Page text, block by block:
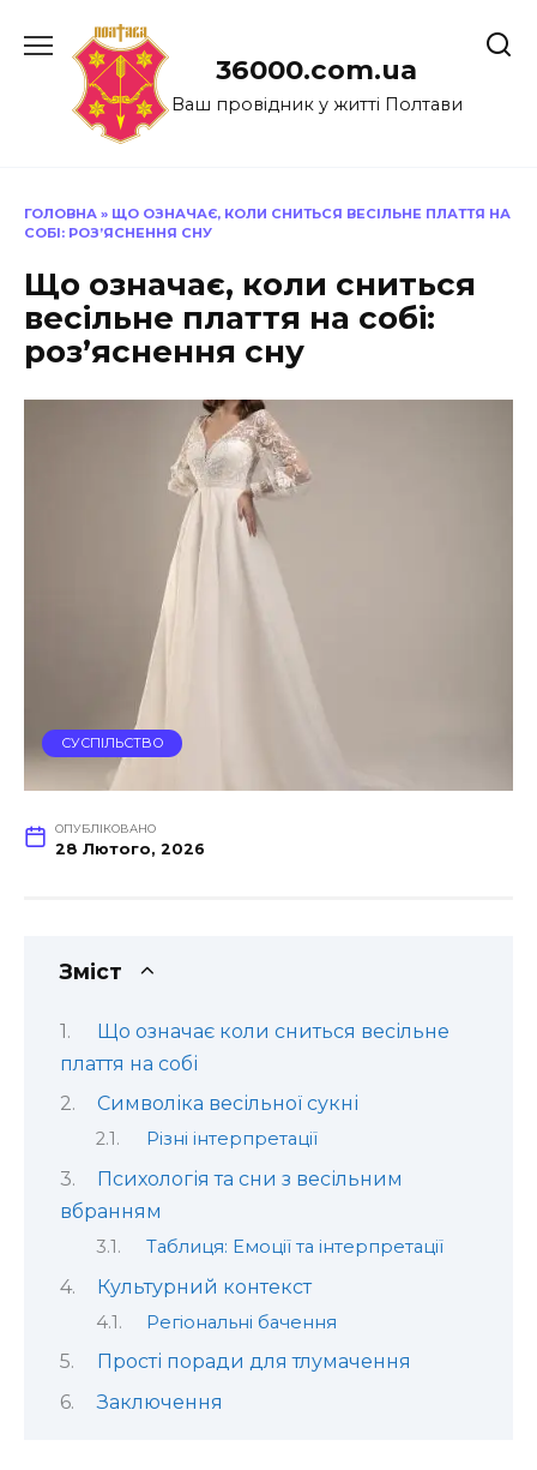
до
36000.com.ua
Ваш провідник у житті Полтави
ГОЛОВНА » ЩО ОЗНАЧАЄ, КОЛИ СНИТЬСЯ ВЕСІЛЬНЕ ПЛАТТЯ НА
СОБІ: РОЗ’ЯСНЕННЯ СНУ
Що означає, коли сниться
весільне плаття на собі:
роз’яснення сну
СУСПІЛЬСТВО
ОПУБЛІКОВАНО
28 Лютого, 2026
Зміст
Що означає коли сниться весільне
плаття на собі
Символіка весільної сукні
Різні інтерпретації
Психологія та сни з весільним
вбранням
Таблиця: Емоції та інтерпретації
Культурний контекст
Регіональні бачення
Прості поради для тлумачення
Заключення